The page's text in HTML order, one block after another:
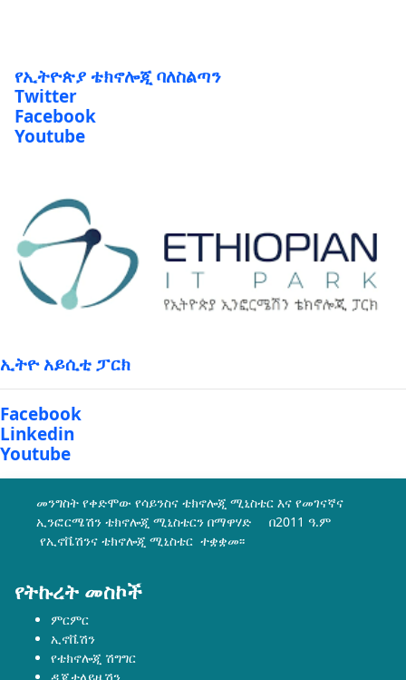
የኢትዮጵያ ቴክኖሎጂ ባለስልጣን
Twitter
Facebook
Youtube
ኢትዮ አይሲቲ ፓርክ
Facebook
Linkedin
Youtube
መንግስት የቀድሞው የሳይንስና ቴክኖሎጂ ሚኒስቴር እና የመገናኛና
ኢንፎርሜሽን ቴክኖሎጂ ሚኒስቴርን በማዋሃድ በ2011 ዓ.ም
የኢኖቬሽንና ቴክኖሎጂ ሚኒስቴር ተቋቋመ፡፡
የትኩረት መስኮች
ምርምር
ኢኖቬሽን
የቴክኖሎጂ ሽግግር